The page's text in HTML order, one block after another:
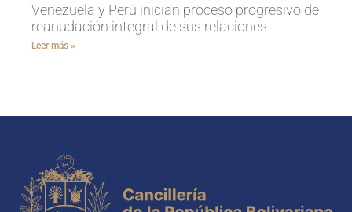
Venezuela y Perú inician proceso progresivo de
reanudación integral de sus relaciones
Leer más »